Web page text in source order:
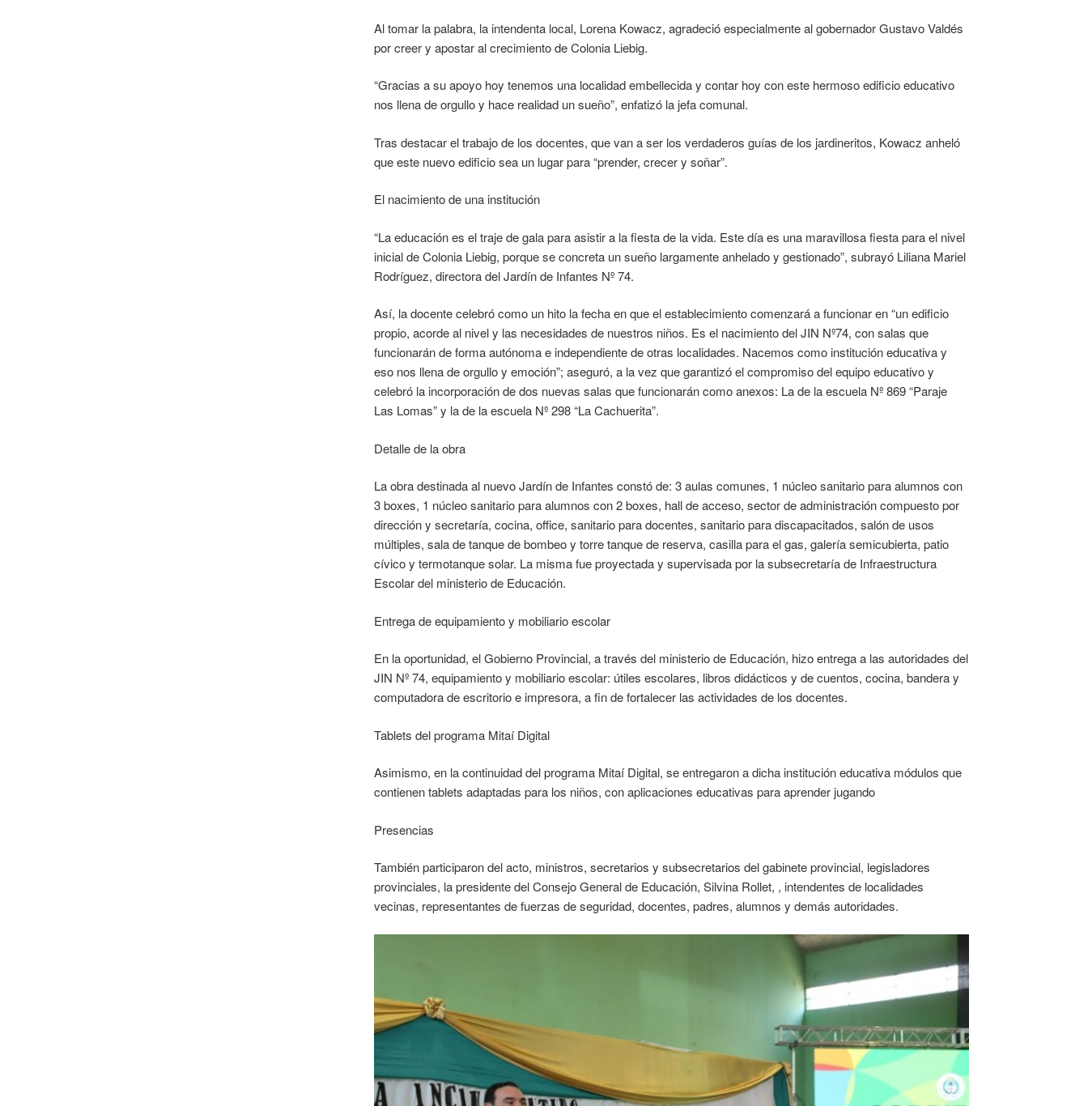
Al tomar la palabra, la intendenta local, Lorena Kowacz, agradeció especialmente al gobernador Gustavo Valdés
por creer y apostar al crecimiento de Colonia Liebig.
“Gracias a su apoyo hoy tenemos una localidad embellecida y contar hoy con este hermoso edificio educativo
nos llena de orgullo y hace realidad un sueño”, enfatizó la jefa comunal.
Tras destacar el trabajo de los docentes, que van a ser los verdaderos guías de los jardineritos, Kowacz anheló
que este nuevo edificio sea un lugar para “prender, crecer y soñar”.
El nacimiento de una institución
“La educación es el traje de gala para asistir a la fiesta de la vida. Este día es una maravillosa fiesta para el nivel
inicial de Colonia Liebig, porque se concreta un sueño largamente anhelado y gestionado”, subrayó Liliana Mariel
Rodríguez, directora del Jardín de Infantes Nº 74.
Así, la docente celebró como un hito la fecha en que el establecimiento comenzará a funcionar en “un edificio
propio, acorde al nivel y las necesidades de nuestros niños. Es el nacimiento del JIN Nº74, con salas que
funcionarán de forma autónoma e independiente de otras localidades. Nacemos como institución educativa y
eso nos llena de orgullo y emoción”; aseguró, a la vez que garantizó el compromiso del equipo educativo y
celebró la incorporación de dos nuevas salas que funcionarán como anexos: La de la escuela Nº 869 “Paraje
Las Lomas” y la de la escuela Nº 298 “La Cachuerita”.
Detalle de la obra
La obra destinada al nuevo Jardín de Infantes constó de: 3 aulas comunes, 1 núcleo sanitario para alumnos con
3 boxes, 1 núcleo sanitario para alumnos con 2 boxes, hall de acceso, sector de administración compuesto por
dirección y secretaría, cocina, office, sanitario para docentes, sanitario para discapacitados, salón de usos
múltiples, sala de tanque de bombeo y torre tanque de reserva, casilla para el gas, galería semicubierta, patio
cívico y termotanque solar. La misma fue proyectada y supervisada por la subsecretaría de Infraestructura
Escolar del ministerio de Educación.
Entrega de equipamiento y mobiliario escolar
En la oportunidad, el Gobierno Provincial, a través del ministerio de Educación, hizo entrega a las autoridades del
JIN Nº 74, equipamiento y mobiliario escolar: útiles escolares, libros didácticos y de cuentos, cocina, bandera y
computadora de escritorio e impresora, a fin de fortalecer las actividades de los docentes.
Tablets del programa Mitaí Digital
Asimismo, en la continuidad del programa Mitaí Digital, se entregaron a dicha institución educativa módulos que
contienen tablets adaptadas para los niños, con aplicaciones educativas para aprender jugando
Presencias
También participaron del acto, ministros, secretarios y subsecretarios del gabinete provincial, legisladores
provinciales, la presidente del Consejo General de Educación, Silvina Rollet, , intendentes de localidades
vecinas, representantes de fuerzas de seguridad, docentes, padres, alumnos y demás autoridades.